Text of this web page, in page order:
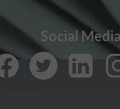
Social Media